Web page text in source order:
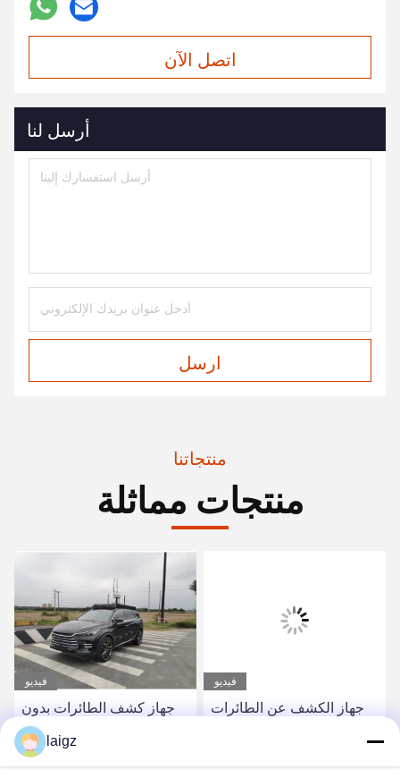
اتصل الآن
أرسل لنا
ارسل
منتجاتنا
منتجات مماثلة
فيديو
جهاز كشف الطائرات بدون
طيار Ac220v مقاوم للأمطار
صغير الحجم
فيديو
جهاز الكشف عن الطائرات
laigz